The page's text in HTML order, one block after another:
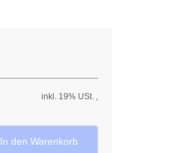
inkl. 19% USt. ,
In den Warenkorb